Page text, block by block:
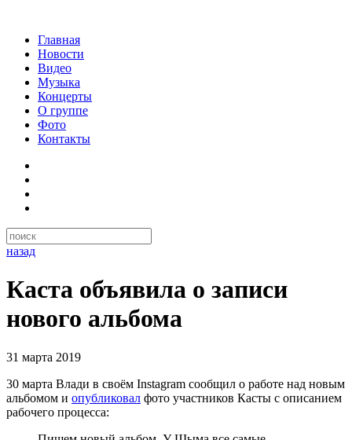
Главная
Новости
Видео
Музыка
Концерты
О группе
Фото
Контакты
назад
Каста объявила о записи
нового альбома
31 марта 2019
30 марта Влади в своём Instagram сообщил о работе над новым
альбомом и опубликовал фото участников Касты с описанием
рабочего процесса: